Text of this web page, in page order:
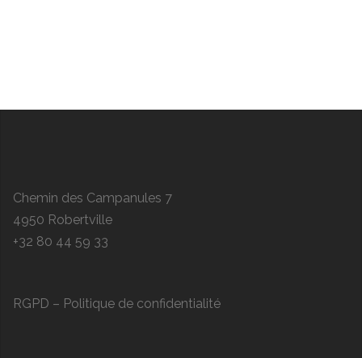
Chemin des Campanules 7
4950 Robertville
+32 80 44 59 33
RGPD – Politique de confidentialité